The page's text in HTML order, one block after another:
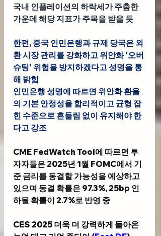
국내 인플레이션의 하락세가 주춤한
가운데 해당 지표가 주목을 받을 듯
한편, 중국 인민은행과 규제 당국은 외
환 시장 관리를 강화하고 위안화 '오버
슈팅' 위험을 방지하겠다고 성명을 통
해 밝힘
인민은행 성명에 따르면 위안화 환율
의 기본 안정성을 합리적이고 균형 잡
힌 수준으로 흔들림 없이 유지해야 한
다고 강조
CME FedWatch Tool에 따르면 투
자자들은 2025년 1월 FOMC에서 기
준 금리를 동결할 가능성을 예상하고
있으며 동결 확률은 97.3%, 25bp 인
하될 확률이 2.7%로 반영 중
CES 2025 더욱 더 강력하게 돌아온